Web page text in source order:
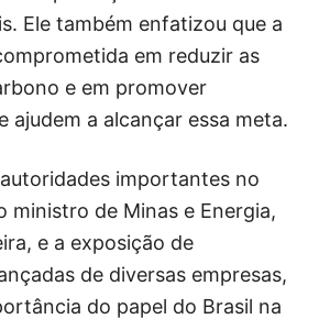
Ele também enfatizou que a
em reduzir as
e em promover
ajudem a alcançar essa meta.
importantes no
ministro de Minas e Energia,
e a exposição de
de diversas empresas,
do papel do Brasil na